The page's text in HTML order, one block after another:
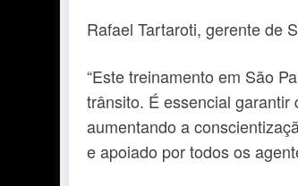
Rafael Tartaroti, gerente de
“Este treinamento em São
trânsito. É essencial
aumentando a
e apoiado por todos os